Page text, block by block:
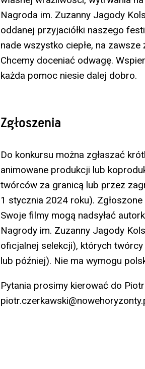
Nagroda im. Zuzanny Jagody
oddanej przyjaciółki naszego
nade wszystko ciepłe, na
Chcemy doceniać odwagę.
każda pomoc niesie dalej dobro.
Zgłoszenia
Do konkursu można zgłaszać
animowane produkcji lub
twórców za granicą lub przez
1 stycznia 2024 roku).
Swoje filmy mogą nadsyłać
Nagrody im. Zuzanny Jagody
oficjalnej selekcji), których
lub później). Nie ma wymogu
Pytania prosimy kierować do